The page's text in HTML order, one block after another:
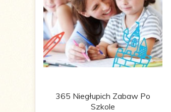
365 Niegłupich Zabaw Po
Szkole